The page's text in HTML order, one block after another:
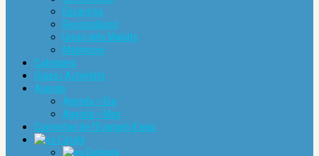
Eucaristia
Reconciliació
Unció dels Malalts
Matrimoni
Catequesi
Grups i Activitats
Agenda
Agenda > Dia
Agenda > Mes
Comentari de l’Evangeli d’avui
Català
Euskara